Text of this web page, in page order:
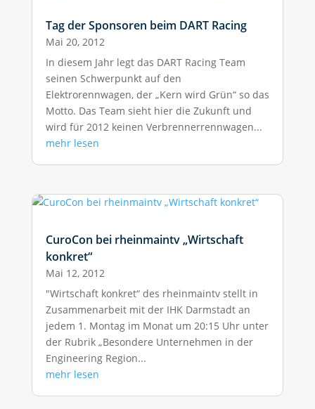
Tag der Sponsoren beim DART Racing
Mai 20, 2012
In diesem Jahr legt das DART Racing Team
seinen Schwerpunkt auf den
Elektrorennwagen, der „Kern wird Grün“ so das
Motto. Das Team sieht hier die Zukunft und
wird für 2012 keinen Verbrennerrennwagen...
mehr lesen
CuroCon bei rheinmaintv „Wirtschaft
konkret“
Mai 12, 2012
"Wirtschaft konkret“ des rheinmaintv stellt in
Zusammenarbeit mit der IHK Darmstadt an
jedem 1. Montag im Monat um 20:15 Uhr unter
der Rubrik „Besondere Unternehmen in der
Engineering Region...
mehr lesen